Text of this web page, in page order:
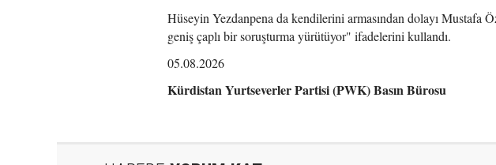
Hüseyin Yezdanpena da kendilerini armasından dolayı
geniş çaplı bir soruşturma yürütüyor" ifadelerini kullandı.
05.08.2026
Kürdistan Yurtseverler Partisi (PWK) Basın Bürosu